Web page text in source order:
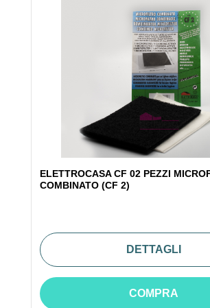
ELETTROCASA CF 02 PEZZI
COMBINATO (CF 2)
DETTAGLI
COMPRA